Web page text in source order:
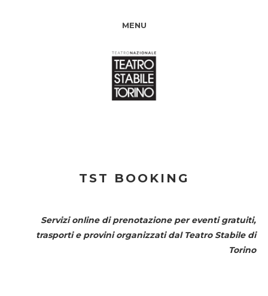
MENU
TST BOOKING
Servizi online di prenotazione per eventi gratuiti,
trasporti e provini organizzati dal Teatro Stabile di
Torino